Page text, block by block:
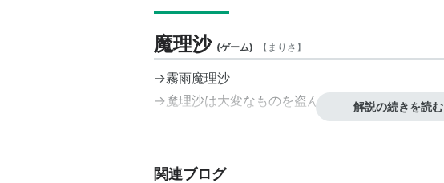
魔理沙 (ゲーム) 【 まりさ 】
→霧雨魔理沙
→魔理沙は大変なものを盗んでいきました解説の続きを読む
関連ブログ